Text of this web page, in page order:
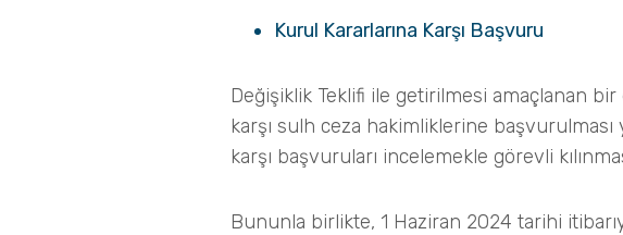
Kurul Kararlarına Karşı Başvuru
Değişiklik Teklifi ile getirilmesi amaçlanan
karşı sulh ceza hakimliklerine
karşı başvuruları incelemekle görevli
Bununla birlikte, 1 Haziran 2024 tarihi